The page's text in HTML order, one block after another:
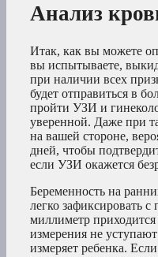
Анализ
Итак, как вы можете
вы испытываете,
при наличии всех
будет отправиться в
пройти УЗИ и
уверенной. Даже при
на вашей стороне,
дней, чтобы
если УЗИ окажется
Беременность на
легко зафиксировать
миллиметр
измерения не
измеряет ребенка.